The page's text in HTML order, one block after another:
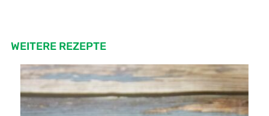
WEITERE REZEPTE